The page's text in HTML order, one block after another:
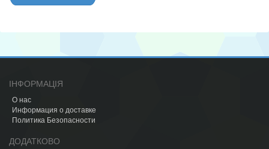
ІНФОРМАЦІЯ
О нас
Информация о доставке
Политика Безопасности
ДОДАТКОВО